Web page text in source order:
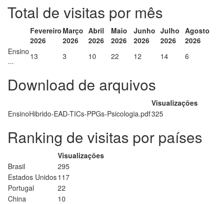
Total de visitas por mês
Fevereiro
2026
Março
2026
Abril
2026
Maio
2026
Junho
2026
Julho
2026
Agosto
2026
Ensino
...
13 3 10 22 12 14 6
Download de arquivos
Visualizações
EnsinoHibrido-EAD-TICs-PPGs-Psicologia.pdf325
Ranking de visitas por países
Visualizações
Brasil
295
Estados Unidos117
Portugal
22
China
10